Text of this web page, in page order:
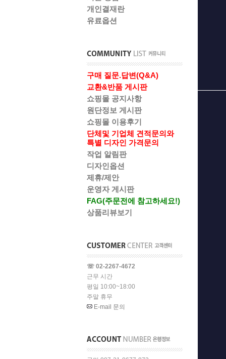
개인결재란
유료옵션
구매 질문.답변(Q&A)
교환&반품 게시판
쇼핑몰 공지사항
원단정보 게시판
쇼핑몰 이용후기
단체및 기업체 견적문의와
특별 디자인 가격문의
작업 알림판
디자인옵션
제휴/제안
운영자 게시판
FAG(주문전에 참고하세요!)
상품리뷰보기
☏ 02-2267-4672
근무 시간
평일 10:00~18:00
주말 휴무
E-mail 문의